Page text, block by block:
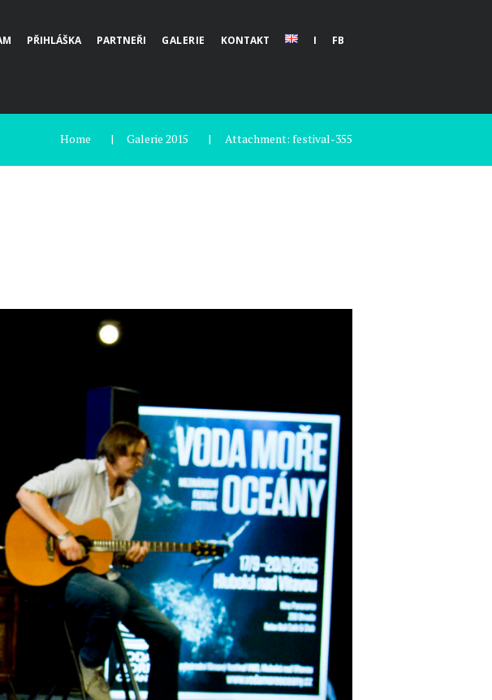
PŘIHLÁŠKA PARTNEŘI GALERIE KONTAKT I FB
Home Galerie 2015 Attachment: festival-355